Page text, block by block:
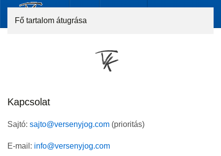
Fő tartalom átugrása
Kapcsolat
Sajtó: sajto@versenyjog.com (prioritás)
E-mail: info@versenyjog.com